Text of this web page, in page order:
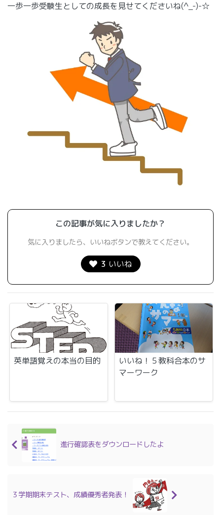
一歩一歩受験生としての成長を見せてくださいね(^_-)-☆
この記事が気に入りましたか？
気に入りましたら、いいねボタンで教えてください。
3 いいね
英単語覚えの本当の目的
いいね！５教科合本のサ
マーワーク
進行確認表をダウンロードしたよ
３学期期末テスト、成績優秀者発表！